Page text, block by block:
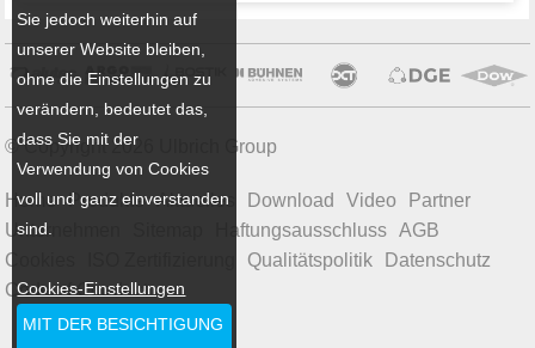
© Copyright 2026 Ulbrich Group
Home Produkte Aktuelles Download Video
Partner
Unternehmen
Haftungsausschluss
AGB
Cookies
Qualitätspolitik
Datenschutz
Code of Conduct
Sie jedoch weiterhin auf
unserer Website bleiben,
ohne die Einstellungen zu
verändern, bedeutet das,
dass Sie mit der
Verwendung von Cookies
voll und ganz einverstanden
sind.
Cookies-Einstellungen
MIT DER BESICHTIGUNG